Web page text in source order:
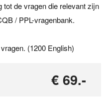
tot de vragen die relevant zijn
/ PPL-vragenbank.
(1200 English)
€ 69.-